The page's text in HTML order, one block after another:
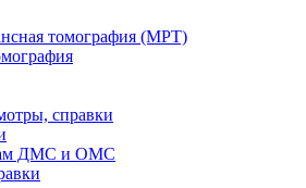
томография (МРТ)
справки
ДМС и ОМС